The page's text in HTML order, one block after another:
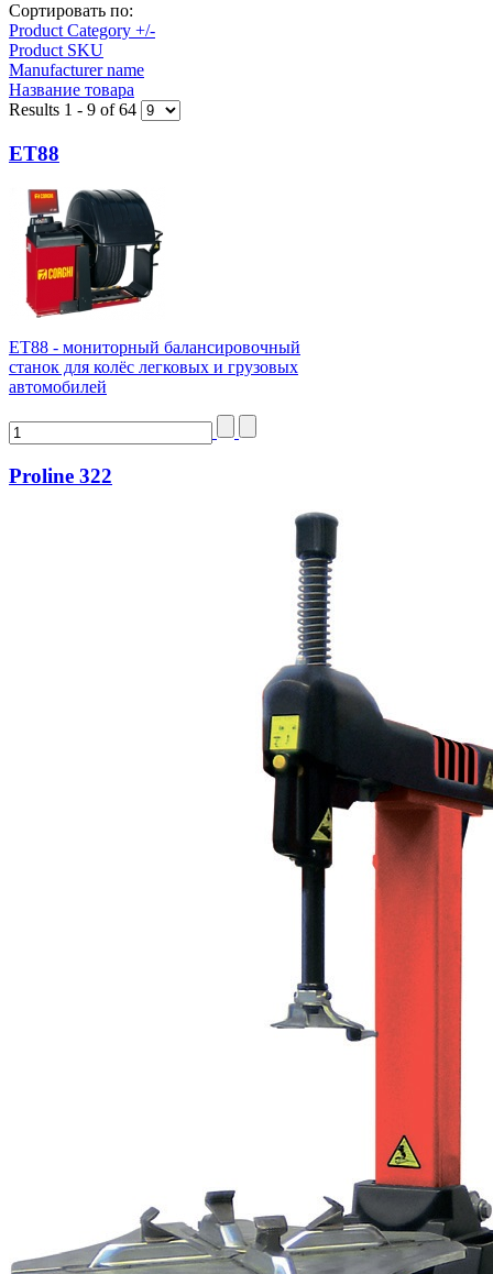
Сортировать по:
Product Category +/-
Product SKU
Manufacturer name
Название товара
Results 1 - 9 of 64
ET88
ЕТ88 - мониторный балансировочный
станок для колёс легковых и грузовых
автомобилей
Proline 322